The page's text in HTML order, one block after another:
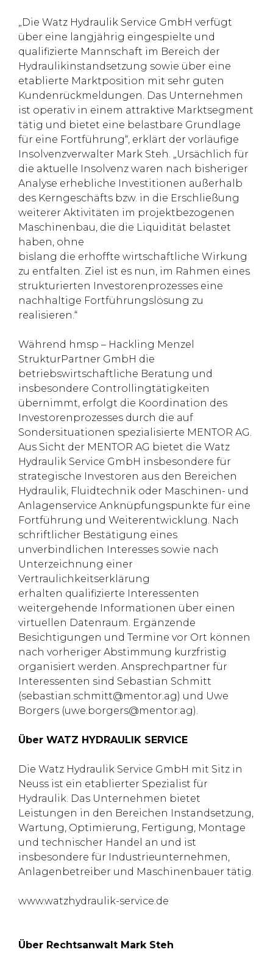
„Die Watz Hydraulik Service GmbH verfügt
über eine langjährig eingespielte und
qualifizierte Mannschaft im Bereich der
Hydraulikinstandsetzung sowie über eine
etablierte Marktposition mit sehr guten
Kundenrückmeldungen. Das Unternehmen
ist operativ in einem attraktive Marktsegment
tätig und bietet eine belastbare Grundlage
für eine Fortführung“, erklärt der vorläufige
Insolvenzverwalter Mark Steh. „Ursächlich für
die aktuelle Insolvenz waren nach bisheriger
Analyse erhebliche Investitionen außerhalb
des Kerngeschäfts bzw. in die Erschließung
weiterer Aktivitäten im projektbezogenen
Maschinenbau, die die Liquidität belastet
haben, ohne
bislang die erhoffte wirtschaftliche Wirkung
zu entfalten. Ziel ist es nun, im Rahmen eines
strukturierten Investorenprozesses eine
nachhaltige Fortführungslösung zu
realisieren.“
Während hmsp – Hackling Menzel
StrukturPartner GmbH die
betriebswirtschaftliche Beratung und
insbesondere Controllingtätigkeiten
übernimmt, erfolgt die Koordination des
Investorenprozesses durch die auf
Sondersituationen spezialisierte MENTOR AG.
Aus Sicht der MENTOR AG bietet die Watz
Hydraulik Service GmbH insbesondere für
strategische Investoren aus den Bereichen
Hydraulik, Fluidtechnik oder Maschinen- und
Anlagenservice Anknüpfungspunkte für eine
Fortführung und Weiterentwicklung. Nach
schriftlicher Bestätigung eines
unverbindlichen Interesses sowie nach
Unterzeichnung einer
Vertraulichkeitserklärung
erhalten qualifizierte Interessenten
weitergehende Informationen über einen
virtuellen Datenraum. Ergänzende
Besichtigungen und Termine vor Ort können
nach vorheriger Abstimmung kurzfristig
organisiert werden. Ansprechpartner für
Interessenten sind Sebastian Schmitt
(sebastian.schmitt@mentor.ag) und Uwe
Borgers (uwe.borgers@mentor.ag).
Über WATZ HYDRAULIK SERVICE
Die Watz Hydraulik Service GmbH mit Sitz in
Neuss ist ein etablierter Spezialist für
Hydraulik. Das Unternehmen bietet
Leistungen in den Bereichen Instandsetzung,
Wartung, Optimierung, Fertigung, Montage
und technischer Handel an und ist
insbesondere für Industrieunternehmen,
Anlagenbetreiber und Maschinenbauer tätig.
www.watzhydraulik-service.de
Über Rechtsanwalt Mark Steh